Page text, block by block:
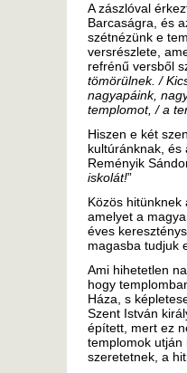
A zászlóval
Barcaságra, és
szétnézünk e
versrészlete,
refrénű versből
tömörülnek. /
nagyapáink,
templomot, / a
Hiszen e két
kultúránknak, és
Reményik
iskolát!”
Közös
amelyet a
éves
magasba tudjuk
Ami hihetetlen
hogy
Háza, s
Szent István
épített, mert ez
templomok utján
szeretetnek, a